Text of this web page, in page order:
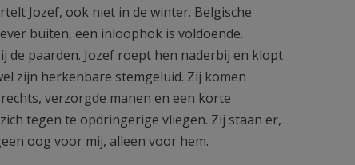
Jozef, ook niet in de winter. Belgische
buiten, een inloophok is voldoende.
paarden. Jozef roept hen naderbij en klopt
zijn herkenbare stemgeluid. Zij komen
verzorgde manen en een korte
tegen te opdringerige vliegen. Zij staan er,
oog voor mij, alleen voor hem.